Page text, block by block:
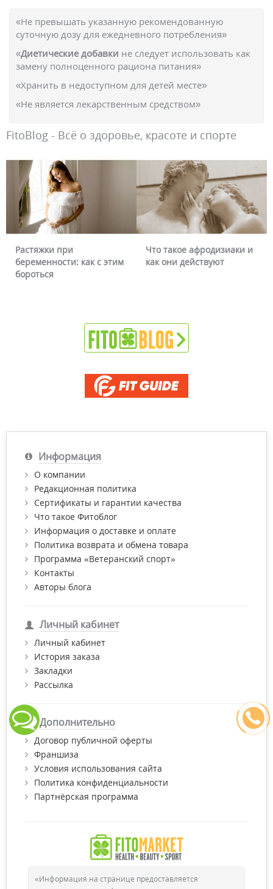
«Не превышать указанную рекомендованную
суточную дозу для ежедневного потребления»
«Диетические добавки не следует использовать как
замену полноценного рациона питания»
«Хранить в недоступном для детей месте»
«Не является лекарственным средством»
FitoBlog - Всё о здоровье, красоте и спорте
Растяжки при
беременности: как с этим
бороться
Что такое афродизиаки и
как они действуют
Информация
О компании
Редакционная политика
Сертификаты и гарантии качества
Что такое Фитоблог
Информация о доставке и оплате
Политика возврата и обмена товара
Программа «Ветеранский спорт»
Контакты
Авторы блога
Личный кабинет
Личный кабинет
История заказа
Закладки
Рассылка
Дополнительно
Договор публичной оферты
Франшиза
Условия использования сайта
Политика конфиденциальности
Партнёрская программа
«Информация на странице предоставляется